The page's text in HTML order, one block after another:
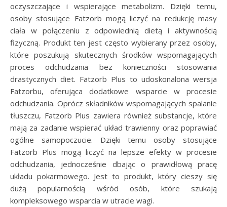
oczyszczające i wspierające metabolizm. Dzięki temu,
osoby stosujące Fatzorb mogą liczyć na redukcję masy
ciała w połączeniu z odpowiednią dietą i aktywnością
fizyczną. Produkt ten jest często wybierany przez osoby,
które poszukują skutecznych środków wspomagających
proces odchudzania bez konieczności stosowania
drastycznych diet. Fatzorb Plus to udoskonalona wersja
Fatzorbu, oferująca dodatkowe wsparcie w procesie
odchudzania. Oprócz składników wspomagających spalanie
tłuszczu, Fatzorb Plus zawiera również substancje, które
mają za zadanie wspierać układ trawienny oraz poprawiać
ogólne samopoczucie. Dzięki temu osoby stosujące
Fatzorb Plus mogą liczyć na lepsze efekty w procesie
odchudzania, jednocześnie dbając o prawidłową pracę
układu pokarmowego. Jest to produkt, który cieszy się
dużą popularnością wśród osób, które szukają
kompleksowego wsparcia w utracie wagi.